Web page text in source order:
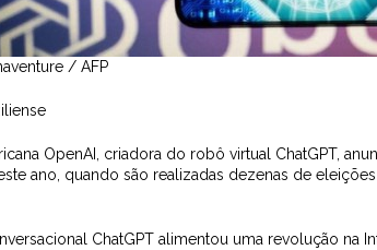
/ AFP
OpenAI, criadora do robô virtual ChatGPT,
ano, quando são realizadas dezenas de
ChatGPT alimentou uma revolução na